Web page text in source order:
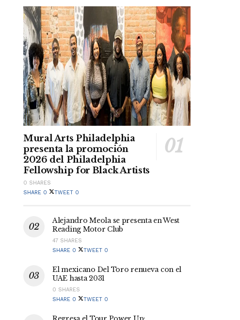
Mural Arts Philadelphia
presenta la promoción
2026 del Philadelphia
Fellowship for Black Artists
0 SHARES
SHARE 0 TWEET 0
Alejandro Meola se presenta en West
Reading Motor Club
47 SHARES
SHARE 0 TWEET 0
El mexicano Del Toro renueva con el
UAE hasta 2031
0 SHARES
SHARE 0 TWEET 0